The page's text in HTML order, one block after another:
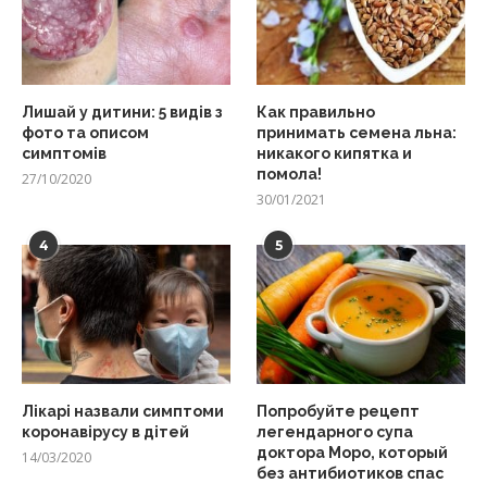
Лишай у дитини: 5 видів з
фото та описом
симптомів
27/10/2020
Как правильно
принимать семена льна:
никакого кипятка и
помола!
30/01/2021
4
Лікарі назвали симптоми
коронавірусу в дітей
14/03/2020
5
Попробуйте рецепт
легендарного супа
доктора Моро, который
без антибиотиков спас